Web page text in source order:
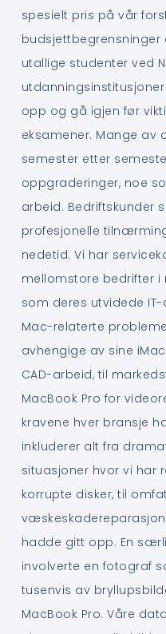
spesielt pris på vår
budsjettbegrensninger
utallige studenter ved
opp og gå igjen før
eksamener. Mange av
semester etter
oppgraderinger, noe
arbeid. Bedriftskunder
profesjonelle
nedetid. Vi har
mellomstore bedrifter i
som deres utvidede
Mac-relaterte
avhengige av sine
CAD-arbeid, til
MacBook Pro for
kravene hver bransje
inkluderer alt fra
situasjoner hvor vi har
korrupte disker, til
hadde gitt opp. En
involverte en fotograf
tusenvis av
MacBook Pro. Våre